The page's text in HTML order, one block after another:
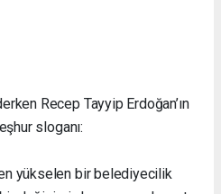
Recep Tayyip Erdoğan’ın
sloganı:
yükselen bir belediyecilik